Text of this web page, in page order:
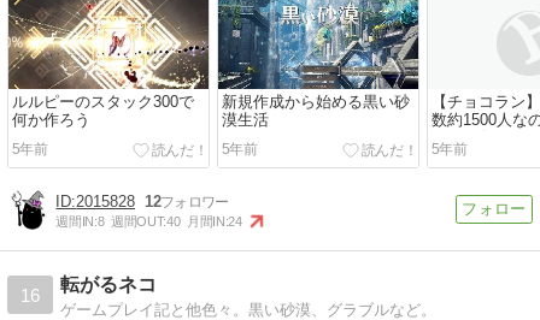
ルルピーのスタック300で
何か作ろう
5年前
新規作成から始める黒い砂
漠生活
5年前
【チョコラン
数約1500人な
BANが行われ
祭り】
5年前
2015828 12
週間IN:8 週間OUT:40 月間IN:24
16
転がるネコ
ゲームプレイ記と他色々。黒い砂漠、グラブルなど。